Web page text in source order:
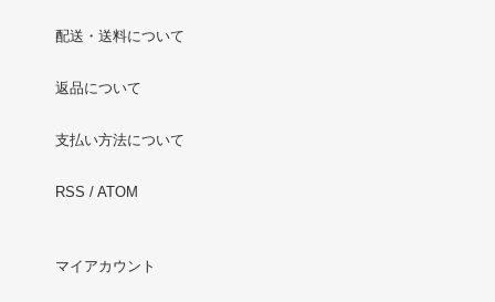
配送・送料について
返品について
支払い方法について
RSS / ATOM
マイアカウント